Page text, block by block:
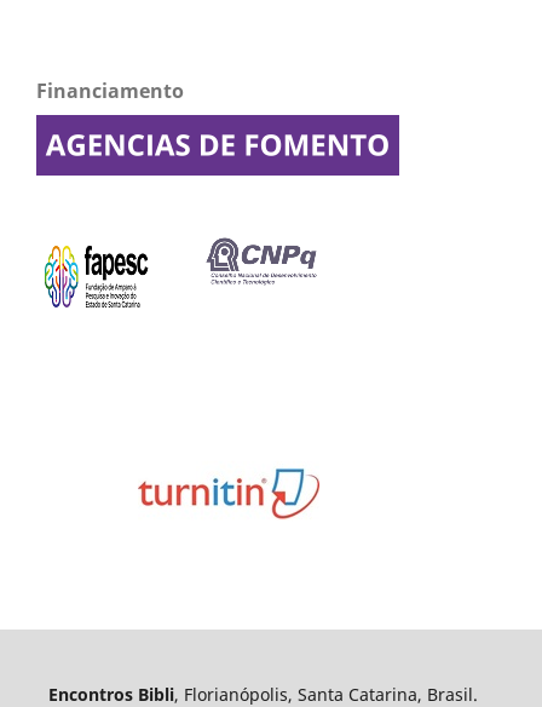
Financiamento
Encontros Bibli, Florianópolis, Santa Catarina, Brasil.